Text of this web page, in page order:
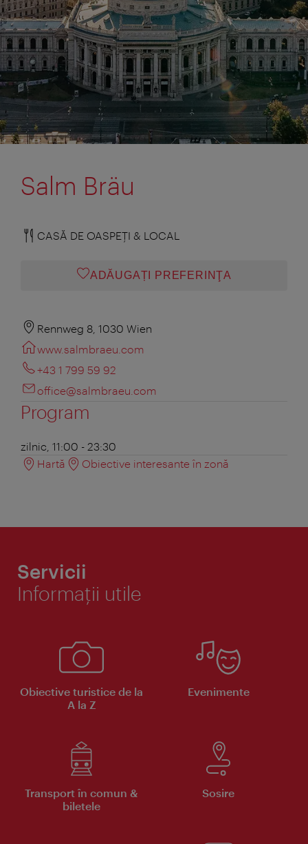
Salm Bräu
CASĂ DE OASPEŢI & LOCAL
ADĂUGAȚI PREFERINŢA
Rennweg 8, 1030 Wien
www.salmbraeu.com
+43 1 799 59 92
office@salmbraeu.com
Program
zilnic, 11:00 - 23:30
Hartă
Obiective interesante în zonă
Servicii
Informaţii utile
Obiective turistice de la
A la Z
Evenimente
Transport în comun &
biletele
Sosire